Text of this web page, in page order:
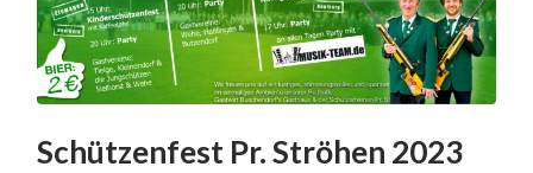
Schützenfest Pr. Ströhen 2023